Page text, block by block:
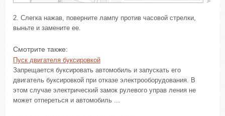
2. Слегка нажав, поверните лампу против часовой стрелки,
выньте и замените ее.
Смотрите также:
Пуск двигателя буксировкой
Запрещается буксировать автомобиль и запускать его
двигатель буксировкой при отказе электрооборудования. В
этом случае электрический замок рулевого управ ления не
может отпереться и автомобиль ...